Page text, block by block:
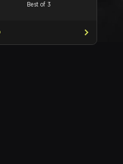
Best of 3